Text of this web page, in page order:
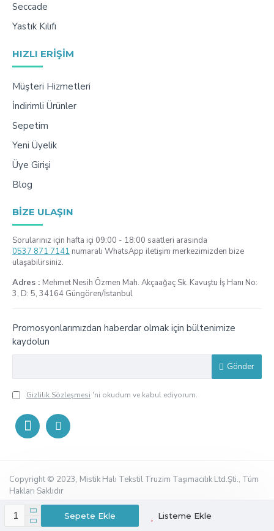
Sepete Ekle Listeme Ekle
Seccade
Yastık Kılıfı
HIZLI ERIŞIM
Müşteri Hizmetleri
İndirimli Ürünler
Sepetim
Yeni Üyelik
Üye Girişi
Blog
BIZE ULAŞIN
Sorularınız için hafta içi 09:00 - 18:00 saatleri arasında
0537 871 7141 numaralı WhatsApp iletişim merkezimizden bize
ulaşabilirsiniz.
Adres : Mehmet Nesih Özmen Mah. Akçaağaç Sk. Kavuştu İş Hanı No:
3, D: 5, 34164 Güngören/İstanbul
Promosyonlarımızdan haberdar olmak için bültenimize
kaydolun
Gönder
Gizlilik Sözleşmesi 'ni okudum ve kabul ediyorum.
Copyright © 2023, Mistik Halı Tekstil Truzim Taşımacılık Ltd.Şti., Tüm
Hakları Saklıdır